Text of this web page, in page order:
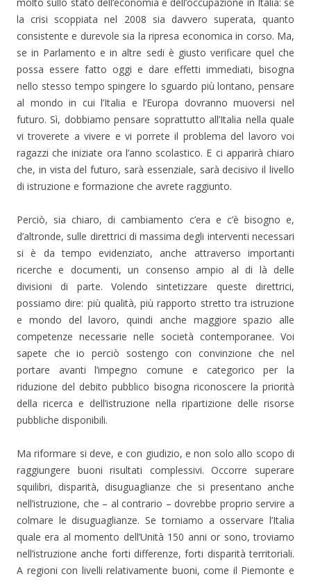
la crisi scoppiata nel 2008 sia davvero superata, quanto
consistente e durevole sia la ripresa economica in corso. Ma,
se in Parlamento e in altre sedi è giusto verificare quel che
possa essere fatto oggi e dare effetti immediati, bisogna
nello stesso tempo spingere lo sguardo più lontano, pensare
al mondo in cui l’Italia e l’Europa dovranno muoversi nel
futuro. Sì, dobbiamo pensare soprattutto all’Italia nella quale
vi troverete a vivere e vi porrete il problema del lavoro voi
ragazzi che iniziate ora l’anno scolastico. E ci apparirà chiaro
che, in vista del futuro, sarà essenziale, sarà decisivo il livello
di istruzione e formazione che avrete raggiunto.
Perciò, sia chiaro, di cambiamento c’era e c’è bisogno e,
d’altronde, sulle direttrici di massima degli interventi necessari
si è da tempo evidenziato, anche attraverso importanti
ricerche e documenti, un consenso ampio al di là delle
divisioni di parte. Volendo sintetizzare queste direttrici,
possiamo dire: più qualità, più rapporto stretto tra istruzione
e mondo del lavoro, quindi anche maggiore spazio alle
competenze necessarie nelle società contemporanee. Voi
sapete che io perciò sostengo con convinzione che nel
portare avanti l’impegno comune e categorico per la
riduzione del debito pubblico bisogna riconoscere la priorità
della ricerca e dell’istruzione nella ripartizione delle risorse
pubbliche disponibili.
Ma riformare si deve, e con giudizio, e non solo allo scopo di
raggiungere buoni risultati complessivi. Occorre superare
squilibri, disparità, disuguaglianze che si presentano anche
nell’istruzione, che – al contrario – dovrebbe proprio servire a
colmare le disuguaglianze. Se torniamo a osservare l’Italia
quale era al momento dell’Unità 150 anni or sono, troviamo
nell’istruzione anche forti differenze, forti disparità territoriali.
A regioni con livelli relativamente buoni, come il Piemonte e